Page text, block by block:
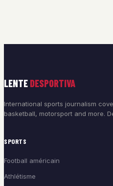
LENTE DESPORTIVA
International sports journalism
basketball, motorsport and more.
SPORTS
Football américain
Athlétisme